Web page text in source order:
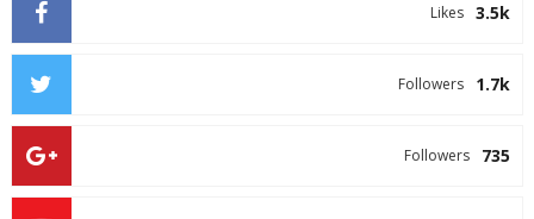
3.5k
Likes
1.7k
Followers
735
Followers